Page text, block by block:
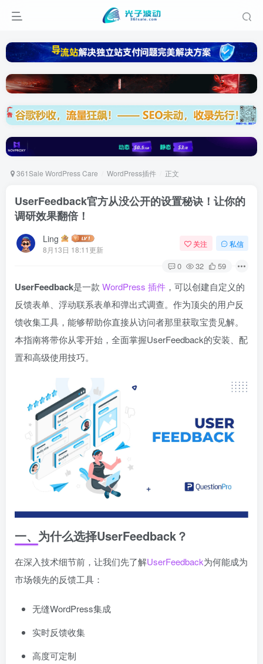
361Sale WordPress Care WordPress插件 正文
UserFeedback官方从没公开的设置秘诀！让你的
调研效果翻倍！
Ling
8月13日 18:11更新
关注 私信
0 32 59
UserFeedback是一款 WordPress 插件 ，可以创建自定义的
反馈表单、浮动联系表单和弹出式调查。作为顶尖的用户反
馈收集工具，能够帮助你直接从访问者那里获取宝贵见解。
本指南将带你从零开始，全面掌握UserFeedback的安装、配
置和高级使用技巧。
一、为什么选择UserFeedback？
在深入技术细节前，让我们先了解UserFeedback为何能成为
市场领先的反馈工具：
无缝WordPress集成
实时反馈收集
高度可定制